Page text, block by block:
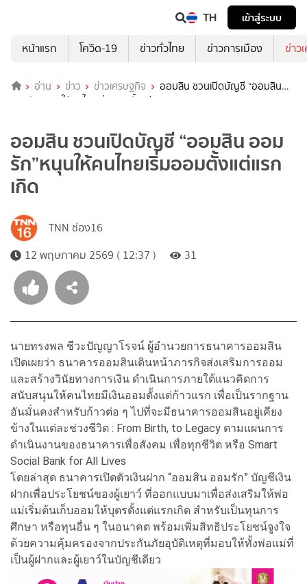
TH
เข้าสู่ระบบ
หน้าแรก
โควิด-19 ข่าวทั่วไทย ข่าวการเมือง ข่าว
อ่าน ข่าว ข่าวเศรษฐกิจ
ออมสิน ชวนเปิดบัญชี “ออมสิน
ออมรัก”หนุนให้คนไทยเริ่มออมตั้งแต่แรกเกิด
ออมสิน ชวนเปิดบัญชี “ออมสิน ออม
รัก”หนุนให้คนไทยเริ่มออมตั้งแต่แรก
เกิด
TNN ช่อง16
12 พฤษภาคม 2569 ( 12:37 )
31
นายทรงพล ชีวะปัญญาโรจน์ ผู้อำนวยการธนาคารออมสิน
เปิดเผยว่า ธนาคารออมสินเดินหน้าภารกิจส่งเสริมการออม
และสร้างวินัยทางการเงิน ดำเนินการภายใต้แนวคิดการ
สนับสนุนให้คนไทยมีเงินออมตั้งแต่ก้าวแรก เพื่อเป็นรากฐาน
อันมั่นคงสำหรับก้าวต่อ ๆ ไปที่จะมีธนาคารออมสินอยู่เคียง
ข้างในแต่ละช่วงชีวิต : From Birth, to Legacy ตามแผนการ
ดำเนินงานของธนาคารเพื่อสังคม เพื่อทุกชีวิต หรือ Smart
Social Bank for All Lives
โดยล่าสุด ธนาคารเปิดตัวเงินฝาก “ออมสิน ออมรัก” บัญชีเงิน
ฝากเพื่อประโยชน์ของผู้เยาว์ ที่ออกแบบมาเพื่อส่งเสริมให้พ่อ
แม่เริ่มต้นเก็บออมให้บุตรตั้งแต่แรกเกิด สำหรับเป็นทุนการ
ศึกษา หรือทุนอื่น ๆ ในอนาคต พร้อมเพิ่มสิทธิประโยชน์จูงใจ
ด้วยความคุ้มครองจากประกันภัยอุบัติเหตุที่มอบให้ทั้งพ่อแม่ที่
เป็นผู้ฝากและผู้เยาว์ในบัญชีเดียว